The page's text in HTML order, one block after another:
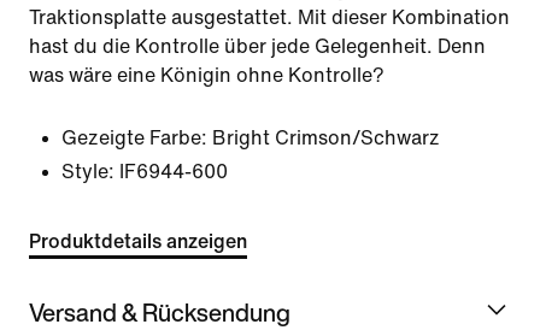
Traktionsplatte ausgestattet. Mit dieser Kombination
hast du die Kontrolle über jede Gelegenheit. Denn
was wäre eine Königin ohne Kontrolle?
Gezeigte Farbe: Bright Crimson/Schwarz
Style:
IF6944-600
Produktdetails anzeigen
Versand & Rücksendung